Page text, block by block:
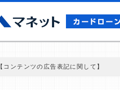
【コンテンツの広告表記に関して】